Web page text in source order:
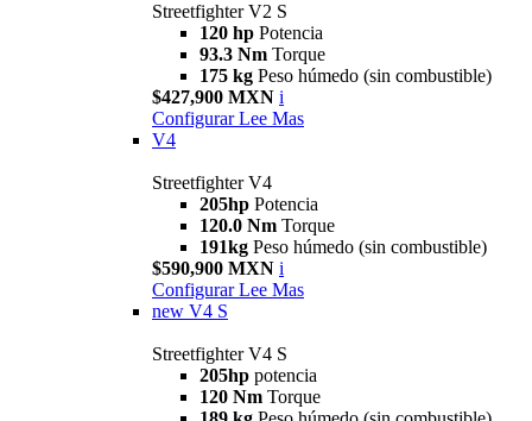
Streetfighter V2 S
120 hp Potencia
93.3 Nm Torque
175 kg Peso húmedo (sin combustible)
$427,900 MXN i
Configurar Lee Mas
V4
Streetfighter V4
205hp Potencia
120.0 Nm Torque
191kg Peso húmedo (sin combustible)
$590,900 MXN i
Configurar Lee Mas
new V4 S
Streetfighter V4 S
205hp potencia
120 Nm Torque